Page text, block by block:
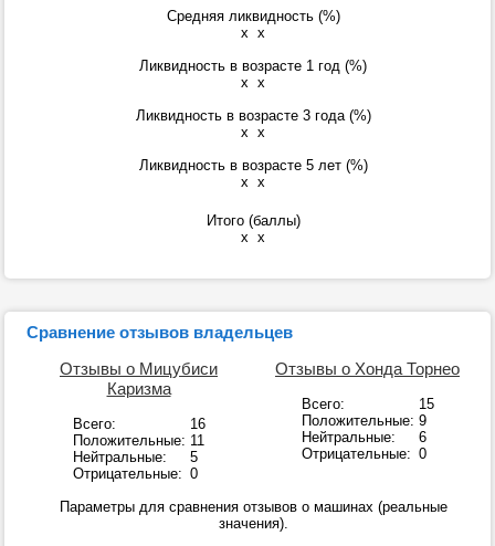
Средняя ликвидность (%)
x x
Ликвидность в возрасте 1 год (%)
x x
Ликвидность в возрасте 3 года (%)
x x
Ликвидность в возрасте 5 лет (%)
x x
Итого (баллы)
x x
Сравнение отзывов владельцев
Отзывы о Мицубиси
Каризма
Всего:
16
Положительные: 11
Нейтральные:
5
Отрицательные: 0
Отзывы о Хонда Торнео
Всего:
15
Положительные: 9
Нейтральные:
6
Отрицательные: 0
Параметры для сравнения отзывов о машинах (реальные
значения).